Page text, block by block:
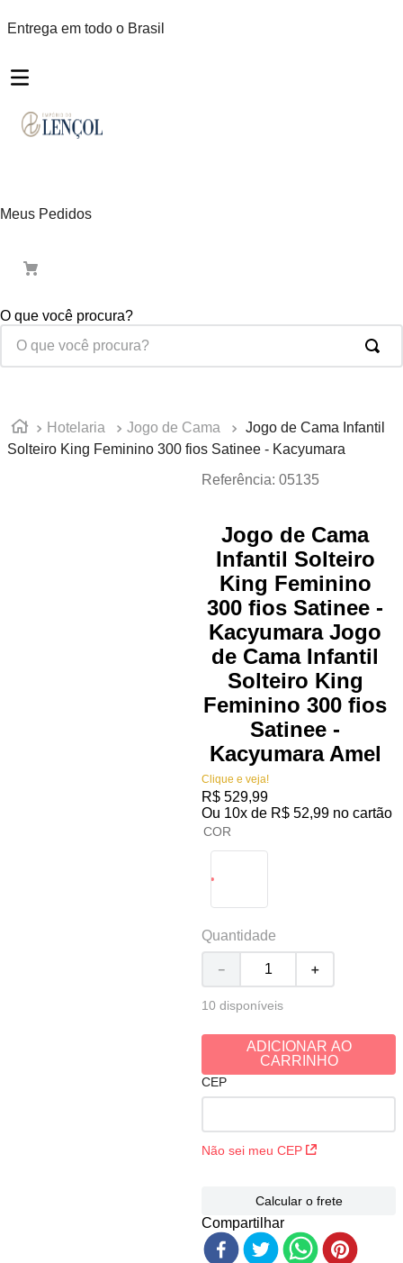
Entrega em todo o Brasil
Meus Pedidos
O que você procura?
Hotelaria Jogo de Cama
Jogo de Cama Infantil
Solteiro King Feminino 300 fios Satinee - Kacyumara
Referência: 05135
Jogo de Cama
Infantil Solteiro
King Feminino
300 fios Satinee -
Kacyumara Jogo
de Cama Infantil
Solteiro King
Feminino 300 fios
Satinee -
Kacyumara Amel
Clique e veja!
R$ 529,99
Ou 10x de R$ 52,99 no cartão
COR
Quantidade
＋
－
10 disponíveis
ADICIONAR AO
CARRINHO
CEP
Não sei meu CEP
Calcular o frete
Compartilhar